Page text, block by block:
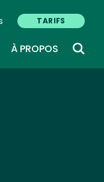
TARIFS
À PROPOS